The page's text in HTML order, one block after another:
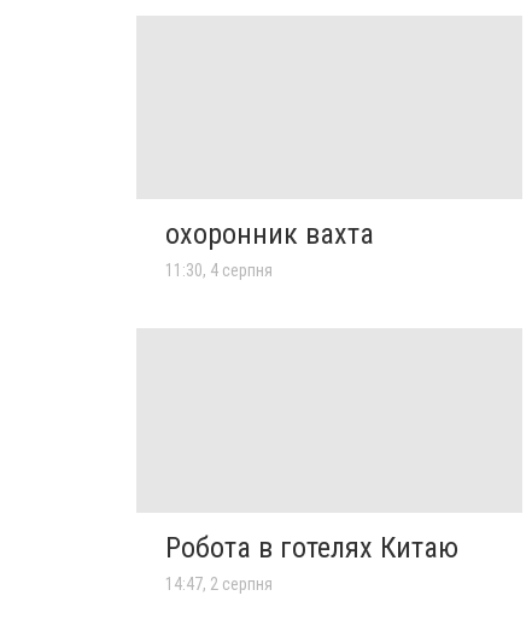
охоронник вахта
11:30, 4 серпня
Робота в готелях Китаю
14:47, 2 серпня